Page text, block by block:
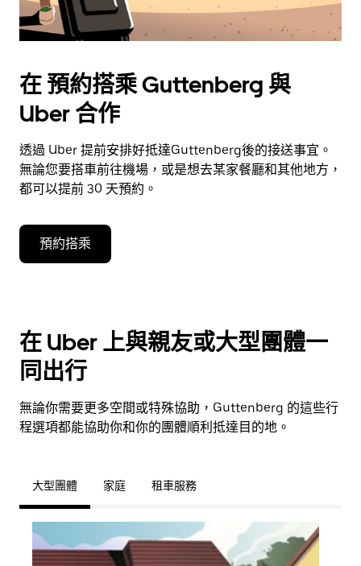
在 預約搭乘 Guttenberg 與
Uber 合作
透過 Uber 提前安排好抵達Guttenberg後的接送事宜。
無論您要搭車前往機場，或是想去某家餐廳和其他地方，
都可以提前 30 天預約。
預約搭乘
在 Uber 上與親友或大型團體一
同出行
無論你需要更多空間或特殊協助，Guttenberg 的這些行
程選項都能協助你和你的團體順利抵達目的地。
大型團體 家庭 租車服務